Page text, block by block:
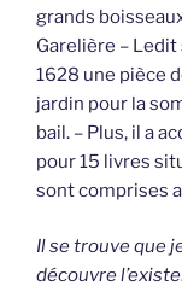
grands
Garelière – Ledit
1628 une pièce
jardin pour la
bail. – Plus, il a
pour 15 livres
sont comprises
Il se trouve que
découvre